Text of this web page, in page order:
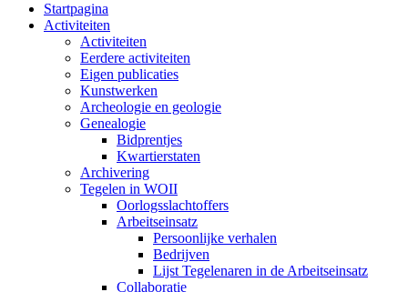
Startpagina
Activiteiten
Activiteiten
Eerdere activiteiten
Eigen publicaties
Kunstwerken
Archeologie en geologie
Genealogie
Bidprentjes
Kwartierstaten
Archivering
Tegelen in WOII
Oorlogsslachtoffers
Arbeitseinsatz
Persoonlijke verhalen
Bedrijven
Lijst Tegelenaren in de Arbeitseinsatz
Collaboratie